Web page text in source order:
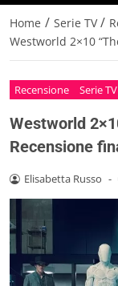
Home / Serie TV /
Westworld 2×10
Recensione Serie TV
Westworld
Recensione
Elisabetta Russo -